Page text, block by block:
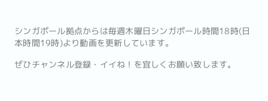
シンガポール拠点からは毎週木曜日シンガポール時間18時(日
本時間19時)より動画を更新しています。
ぜひチャンネル登録・イイね！を宜しくお願い致します。